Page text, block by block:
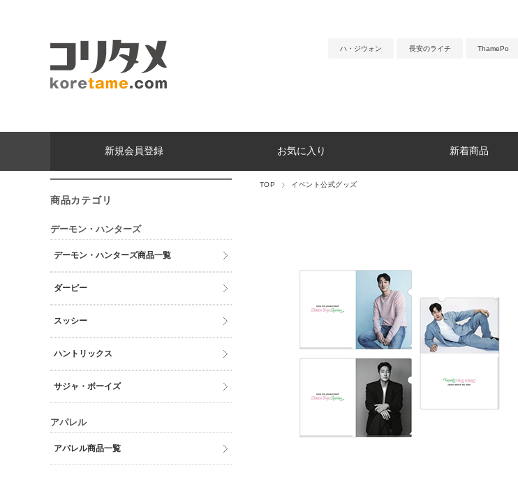
ハ・ジウォン 長安のライチ ThamePo
新規会員登録 お気に入り 新着商品
TOP イベント公式グッズ
商品カテゴリ
デーモン・ハンターズ
デーモン・ハンターズ商品一覧
ダーピー
スッシー
ハントリックス
サジャ・ボーイズ
アパレル
アパレル商品一覧